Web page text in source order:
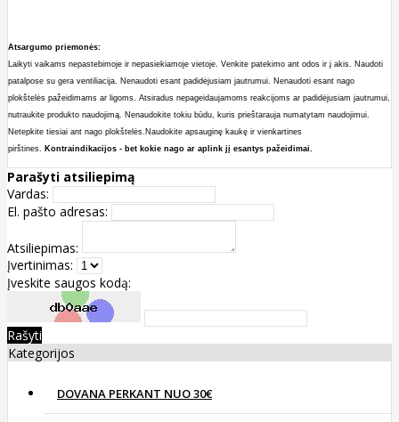
Atsargumo priemonės:
Laikyti vaikams nepastebimoje ir nepasiekiamoje vietoje. Venkite patekimo ant odos ir į akis. Naudoti
patalpose su gera ventiliacija. Nenaudoti esant padidėjusiam jautrumui. Nenaudoti esant nago
plokštelės pažeidimams ar ligoms. Atsiradus nepageidaujamoms reakcijoms ar padidėjusiam jautrumui,
nutraukite produkto naudojimą. Nenaudokite tokiu būdu, kuris prieštarauja numatytam naudojimui.
Netepkite tiesiai ant nago plokštelės.Naudokite apsauginę kaukę ir vienkartines
pirštines. Kontraindikacijos - bet kokie nago ar aplink jį esantys pažeidimai.
Parašyti atsiliepimą
Vardas:
El. pašto adresas:
Atsiliepimas:
Įvertinimas:
Įveskite saugos kodą:
Rašyti
Kategorijos
DOVANA PERKANT NUO 30€